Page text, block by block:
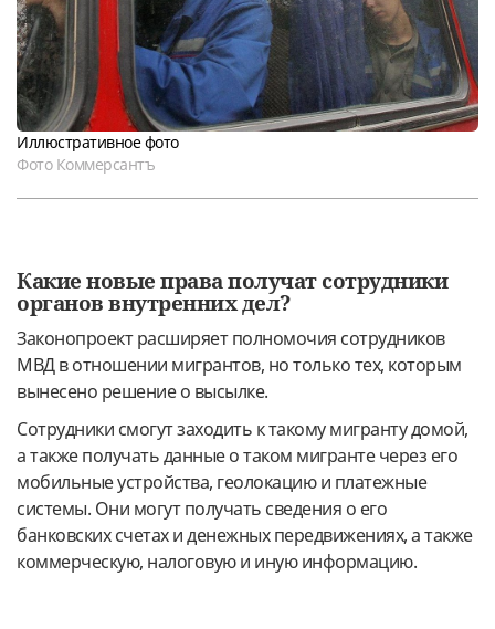
Иллюстративное фото
Фото Коммерсантъ
Какие новые права получат сотрудники
органов внутренних дел?
Законопроект расширяет полномочия сотрудников
МВД в отношении мигрантов, но только тех, которым
вынесено решение о высылке.
Сотрудники смогут заходить к такому мигранту домой,
а также получать данные о таком мигранте через его
мобильные устройства, геолокацию и платежные
системы. Они могут получать сведения о его
банковских счетах и денежных передвижениях, а также
коммерческую, налоговую и иную информацию.